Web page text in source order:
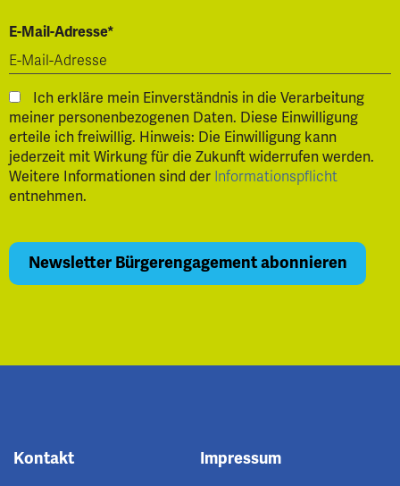
E-Mail-Adresse*
Ich erkläre mein Einverständnis in die Verarbeitung
meiner personenbezogenen Daten. Diese Einwilligung
erteile ich freiwillig. Hinweis: Die Einwilligung kann
jederzeit mit Wirkung für die Zukunft widerrufen werden.
Weitere Informationen sind der Informationspflicht
entnehmen.
Kontakt Impressum